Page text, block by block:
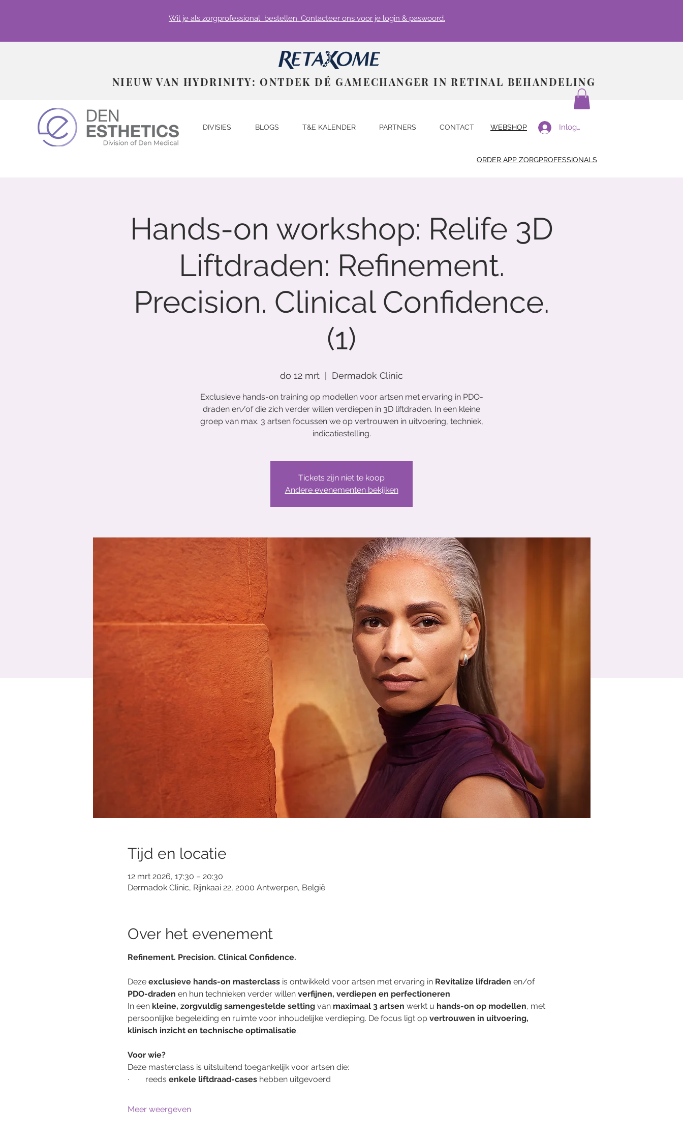
Wil je als zorgprofessional bestellen. Contacteer ons voor je login & paswoord.
NIEUW VAN HYDRINITY: ONTDEK DÉ GAMECHANGER IN RETINAL BEHANDELING
DIVISIES BLOGS T&E KALENDER PARTNERS CONTACT Inloggen
WEBSHOP
ORDER APP ZORGPROFESSIONALS
Hands-on workshop: Relife 3D
Liftdraden: Refinement.
Precision. Clinical Confidence.
(1)
do 12 mrt
  |
Dermadok Clinic
Exclusieve hands-on training op modellen voor artsen met ervaring in PDO-
draden en/of die zich verder willen verdiepen in 3D liftdraden. In een kleine
groep van max. 3 artsen focussen we op vertrouwen in uitvoering, techniek,
indicatiestelling.
Tickets zijn niet te koop
Andere evenementen bekijken
Tijd en locatie
12 mrt 2026, 17:30 – 20:30
Dermadok Clinic, Rijnkaai 22, 2000 Antwerpen, België
Over het evenement
Refinement. Precision. Clinical Confidence.
Deze exclusieve hands-on masterclass is ontwikkeld voor artsen met ervaring in Revitalize lifdraden en/of
PDO-draden en hun technieken verder willen verfijnen, verdiepen en perfectioneren.
In een kleine, zorgvuldig samengestelde setting van maximaal 3 artsen werkt u hands-on op modellen, met
persoonlijke begeleiding en ruimte voor inhoudelijke verdieping. De focus ligt op vertrouwen in uitvoering,
klinisch inzicht en technische optimalisatie.
Voor wie?
Deze masterclass is uitsluitend toegankelijk voor artsen die:
·        reeds enkele liftdraad-cases hebben uitgevoerd
Meer weergeven